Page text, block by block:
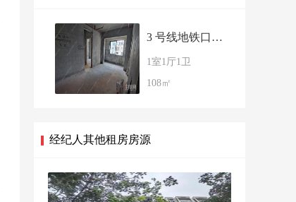
2699.0
元/月
3 号线地铁口108㎡优质办公楼 地段核心人流旺盛
1室1厅1卫
108㎡
经纪人其他租房房源